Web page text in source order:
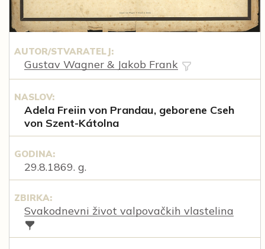
AUTOR/STVARATELJ:
Gustav Wagner & Jakob Frank
NASLOV:
Adela Freiin von Prandau, geborene Cseh
von Szent-Kátolna
GODINA:
29.8.1869. g.
ZBIRKA:
Svakodnevni život valpovačkih vlastelina